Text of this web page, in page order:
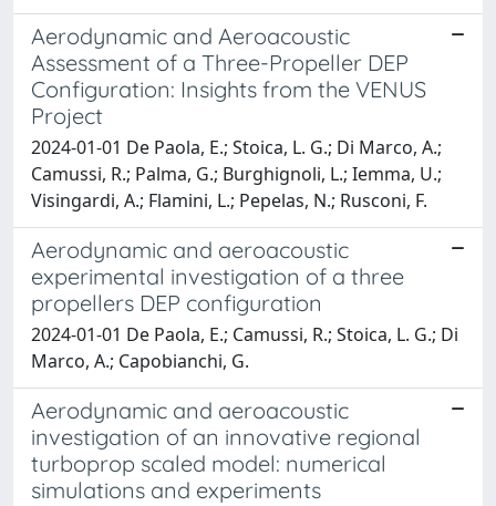
Aerodynamic and Aeroacoustic
Assessment of a Three-Propeller DEP
Configuration: Insights from the VENUS
Project
2024-01-01 De Paola, E.; Stoica, L. G.; Di Marco, A.;
Camussi, R.; Palma, G.; Burghignoli, L.; Iemma, U.;
Visingardi, A.; Flamini, L.; Pepelas, N.; Rusconi, F.
Aerodynamic and aeroacoustic
experimental investigation of a three
propellers DEP configuration
2024-01-01 De Paola, E.; Camussi, R.; Stoica, L. G.; Di
Marco, A.; Capobianchi, G.
Aerodynamic and aeroacoustic
investigation of an innovative regional
turboprop scaled model: numerical
simulations and experiments